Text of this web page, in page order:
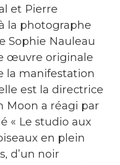
et Pierre
la photographe
Sophie Nauleau
œuvre originale
la manifestation
est la directrice
Moon a réagi par
« Le studio aux
en plein
d’un noir